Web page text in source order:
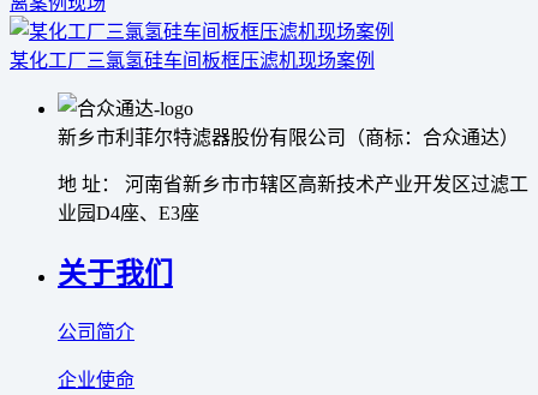
某化工厂三氯氢硅车间板框压滤机现场案例
新乡市利菲尔特滤器股份有限公司（商标：合众通达）
地 址： 河南省新乡市市辖区高新技术产业开发区过滤工
业园D4座、E3座
关于我们
公司简介
企业使命